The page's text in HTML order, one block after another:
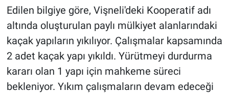
Edilen bilgiye göre, Vişneli'deki Kooperatif adı
altında oluşturulan paylı mülkiyet alanlarındaki
kaçak yapıların yıkılıyor. Çalışmalar kapsamında
2 adet kaçak yapı yıkıldı. Yürütmeyi durdurma
kararı olan 1 yapı için mahkeme süreci
bekleniyor. Yıkım çalışmaların devam edeceği